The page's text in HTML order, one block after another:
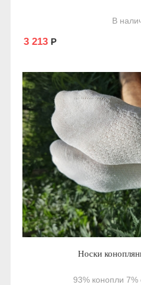
В
3 213 Р
Носки
93% конопли 7%